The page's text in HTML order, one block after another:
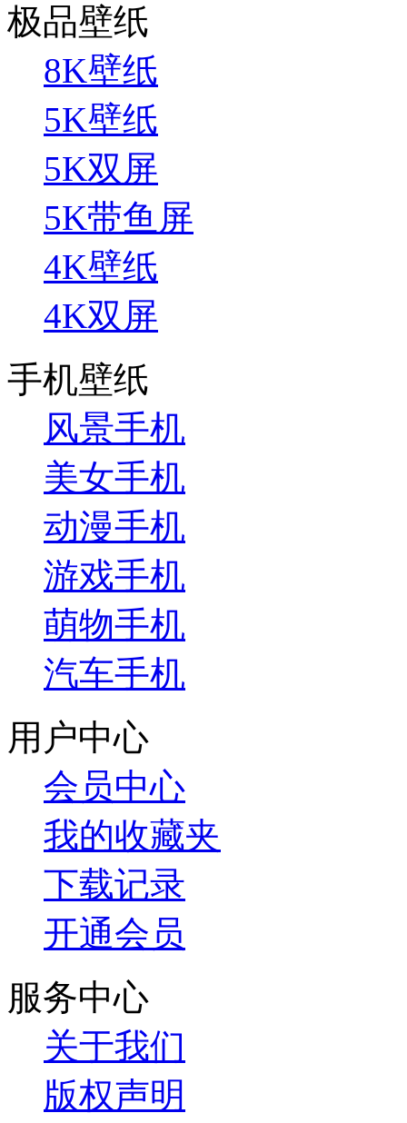
极品壁纸
8K壁纸
5K壁纸
5K双屏
5K带鱼屏
4K壁纸
4K双屏
手机壁纸
风景手机
美女手机
动漫手机
游戏手机
萌物手机
汽车手机
用户中心
会员中心
我的收藏夹
下载记录
开通会员
服务中心
关于我们
版权声明